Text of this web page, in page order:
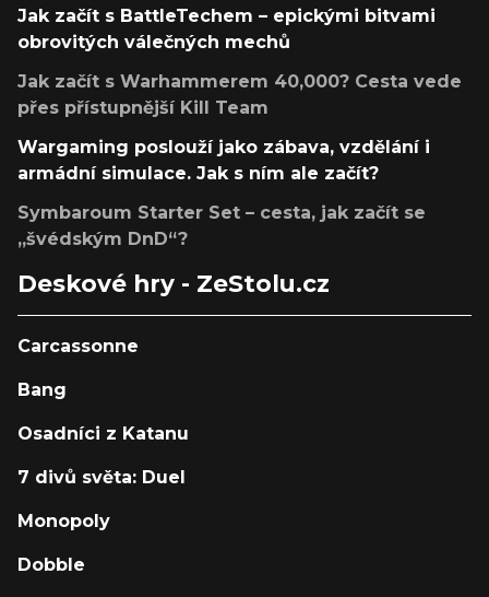
Jak začít s BattleTechem – epickými bitvami
obrovitých válečných mechů
Jak začít s Warhammerem 40,000? Cesta vede
přes přístupnější Kill Team
Wargaming poslouží jako zábava, vzdělání i
armádní simulace. Jak s ním ale začít?
Symbaroum Starter Set – cesta, jak začít se
„švédským DnD“?
Deskové hry - ZeStolu.cz
Carcassonne
Bang
Osadníci z Katanu
7 divů světa: Duel
Monopoly
Dobble